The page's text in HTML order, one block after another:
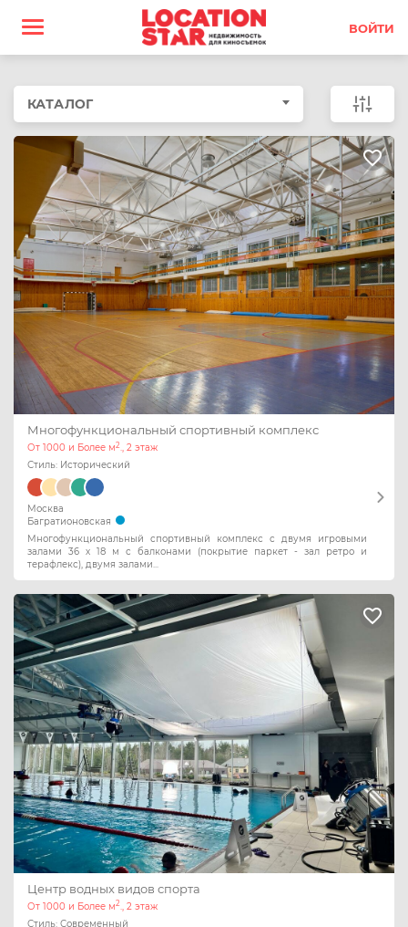
ВОЙТИ
КАТАЛОГ
Многофункциональный спортивный комплекс
От 1000 и Более м2., 2 этаж
Стиль: Исторический
Москва
Багратионовская
Многофункциональный спортивный комплекс с двумя игровыми
залами 36 х 18 м с балконами (покрытие паркет - зал ретро и
терафлекс), двумя залами...
Центр водных видов спорта
От 1000 и Более м2., 2 этаж
Стиль: Современный